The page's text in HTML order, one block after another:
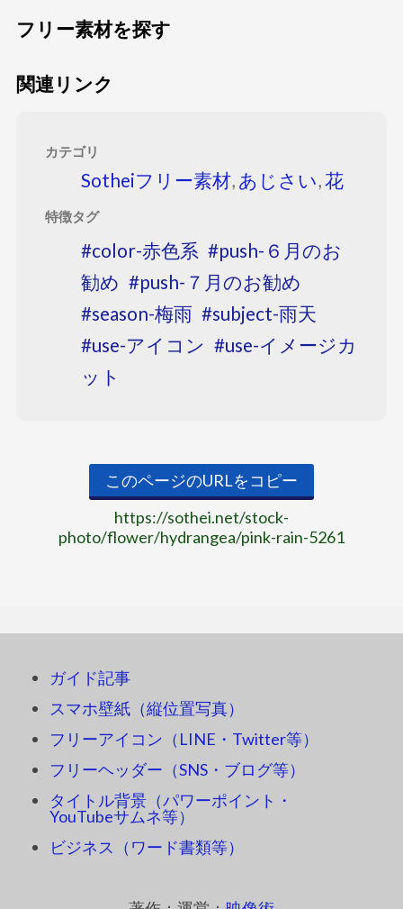
フリー素材を探す
関連リンク
カテゴリ
Sotheiフリー素材, あじさい,花
特徴タグ
color-赤色系
push-６月のお
勧め
push-７月のお勧め
season-梅雨
subject-雨天
use-アイコン
use-イメージカ
ット
このページのURLをコピー
https://sothei.net/stock-
photo/flower/hydrangea/pink-rain-5261
ガイド記事
スマホ壁紙（縦位置写真）
フリーアイコン（LINE・Twitter等）
フリーヘッダー（SNS・ブログ等）
タイトル背景（パワーポイント・
YouTubeサムネ等）
ビジネス（ワード書類等）